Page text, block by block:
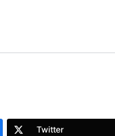
Twitter